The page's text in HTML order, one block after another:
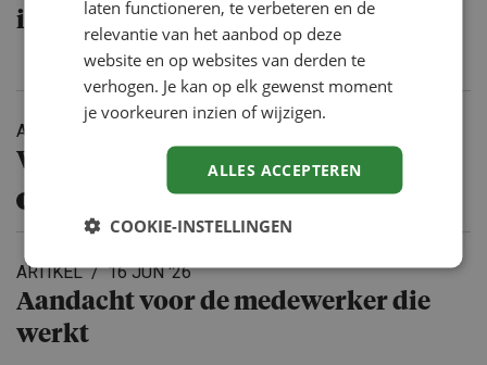
in je vel zit, ben je veerkrach­tiger”
ARTIKEL
Waarom SPP pas werkt met SPO
ARTIKEL 16 JUN '26
Aandacht voor de medewerker die
werkt
laten functioneren, te verbeteren en de
relevantie van het aanbod op deze
website en op websites van derden te
verhogen. Je kan op elk gewenst moment
je voorkeuren inzien of wijzigen.
ALLES ACCEPTEREN
COOKIE-INSTELLINGEN